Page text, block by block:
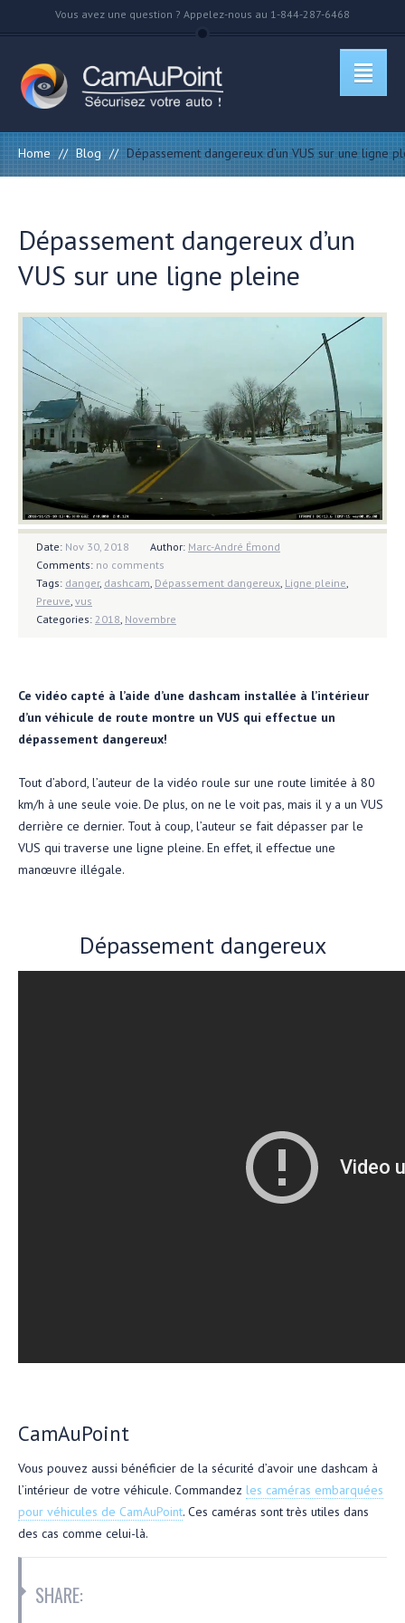
Vous avez une question ? Appelez-nous au 1-844-287-6468
Home // Blog // Dépassement dangereux d’un VUS sur une ligne
Dépassement dangereux d’un
VUS sur une ligne pleine
Date: Nov 30, 2018 Author: Marc-André Émond
Comments: no comments
Tags: danger, dashcam Dépassement dangereux Ligne pleine
Preuve vus
Categories: 2018 Novembre
Ce vidéo capté à l’aide d’une dashcam installée à l’intérieur
d’un véhicule de route montre un VUS qui effectue un
dépassement dangereux!
Tout d’abord, l’auteur de la vidéo roule sur une route limitée à 80
km/h à une seule voie. De plus, on ne le voit pas, mais il y a un VUS
derrière ce dernier. Tout à coup, l’auteur se fait dépasser par le
VUS qui traverse une ligne pleine. En effet, il effectue une
manœuvre illégale.
Dépassement dangereux
CamAuPoint
Vous pouvez aussi bénéficier de la sécurité d’avoir une dashcam à
l’intérieur de votre véhicule. Commandez les caméras embarquées
pour véhicules de CamAuPoint. Ces caméras sont très utiles dans
des cas comme celui-là.
SHARE: